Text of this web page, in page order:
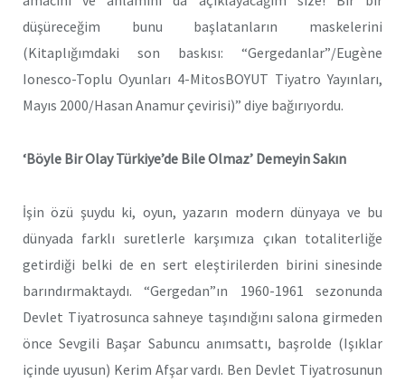
düşüreceğim bunu başlatanların maskelerini
(Kitaplığımdaki son baskısı: “Gergedanlar”/Eugène
Ionesco-Toplu Oyunları 4-MitosBOYUT Tiyatro Yayınları,
Mayıs 2000/Hasan Anamur çevirisi)” diye bağırıyordu.
‘Böyle Bir Olay Türkiye’de Bile Olmaz’ Demeyin Sakın
İşin özü şuydu ki, oyun, yazarın modern dünyaya ve bu
dünyada farklı suretlerle karşımıza çıkan totaliterliğe
getirdiği belki de en sert eleştirilerden birini sinesinde
barındırmaktaydı. “Gergedan”ın 1960-1961 sezonunda
Devlet Tiyatrosunca sahneye taşındığını salona girmeden
önce Sevgili Başar Sabuncu anımsattı, başrolde (Işıklar
içinde uyusun) Kerim Afşar vardı. Ben Devlet Tiyatrosunun